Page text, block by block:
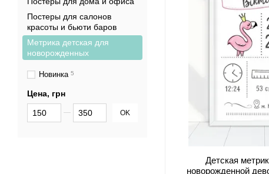
Детская
новорожденной
Постеры для салонов
красоты и бьюти баров
Метрика детская для
новорожденных
Новинка 5
Цена, грн
От Цена, грн
До Цена, грн OK